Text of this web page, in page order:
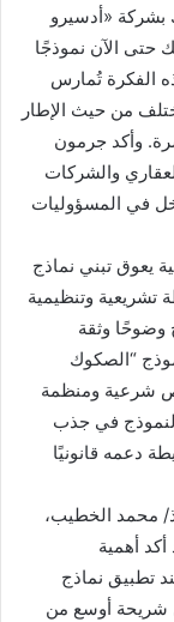
بشركة «أدسيرو
حتى الآن نموذجًا
الفكرة تُمارس
من حيث الإطار
وأكد جرمون
والشركات
في المسؤوليات
يعوق تبني نماذج
تشريعية وتنظيمية
وضوحًا وثقة
“الصكوك
شرعية ومنظمة
في جذب
دعمه قانونيًا
محمد الخطيب،
أهمية
تطبيق نماذج
شريحة أوسع من